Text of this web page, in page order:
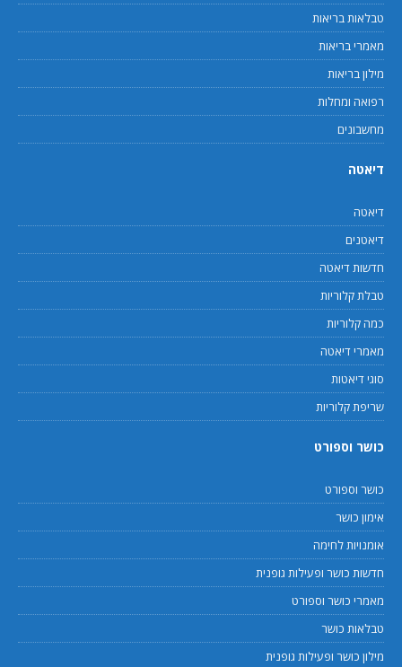
טבלאות בריאות
מאמרי בריאות
מילון בריאות
רפואה ומחלות
מחשבונים
דיאטה
דיאטה
דיאטנים
חדשות דיאטה
טבלת קלוריות
כמה קלוריות
מאמרי דיאטה
סוגי דיאטות
שריפת קלוריות
כושר וספורט
כושר וספורט
אימון כושר
אומנויות לחימה
חדשות כושר ופעילות גופנית
מאמרי כושר וספורט
טבלאות כושר
מילון כושר ופעילות גופנית